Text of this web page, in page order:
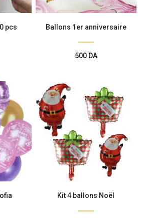
pcs Ballons 1er anniversaire
500 DA
Kit 4 ballons Noël